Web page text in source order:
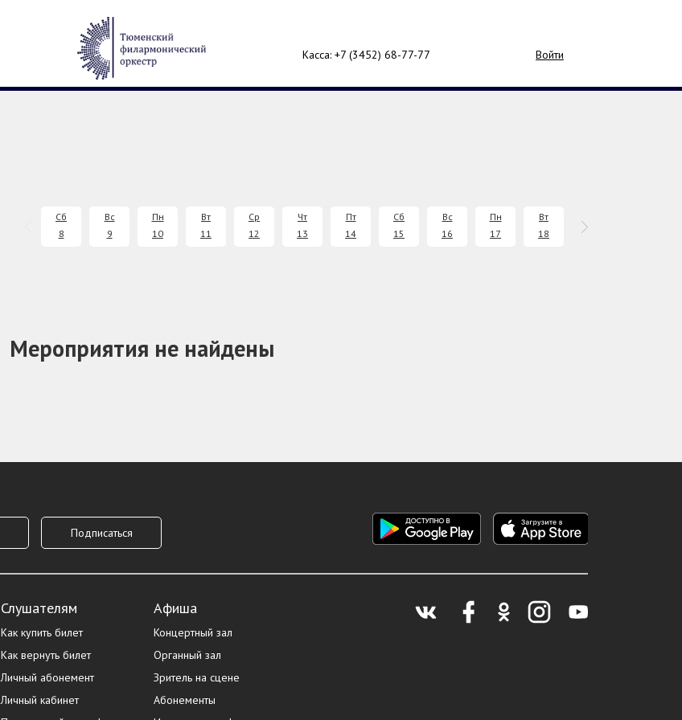
Касса: +7 (3452) 68-77-77 Войти
Сб
8
Вс
9
Пн
10
Вт
11
Ср
12
Чт
13
Пт
14
Сб
15
Вс
16
Пн
17
Вт
18
Мероприятия не найдены
Слушателям
Как купить билет
Как вернуть билет
Личный абонемент
Личный кабинет
Афиша
Концертный зал
Органный зал
Зритель на сцене
Абонементы